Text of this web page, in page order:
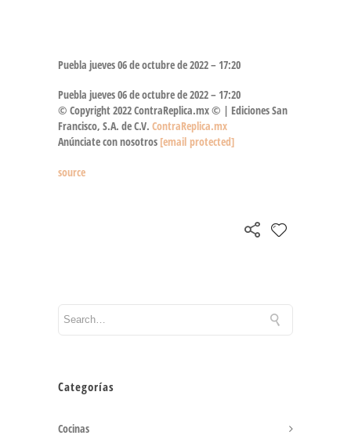
Puebla jueves 06 de octubre de 2022 – 17:20
Puebla jueves 06 de octubre de 2022 – 17:20
© Copyright 2022 ContraReplica.mx © | Ediciones San
Francisco, S.A. de C.V. ContraReplica.mx
Anúnciate con nosotros [email protected]
source
Categorías
Cocinas